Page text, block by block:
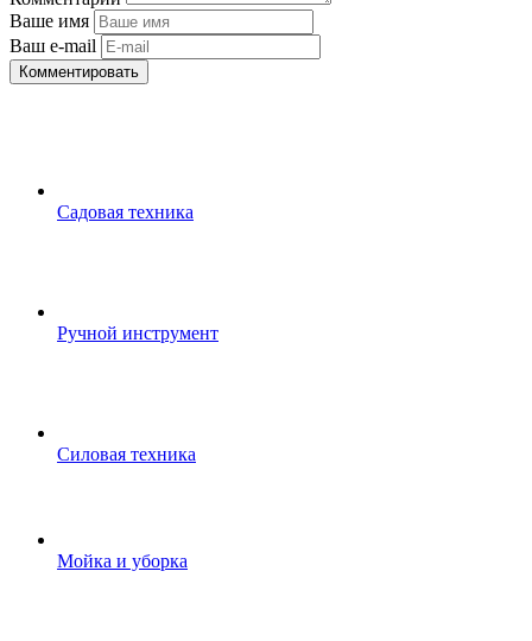
Ваше имя
Ваш e-mail
Комментировать
Садовая техника
Ручной инструмент
Силовая техника
Мойка и уборка